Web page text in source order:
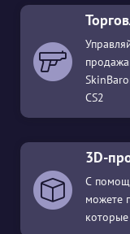
CS2
3D-
С
можете